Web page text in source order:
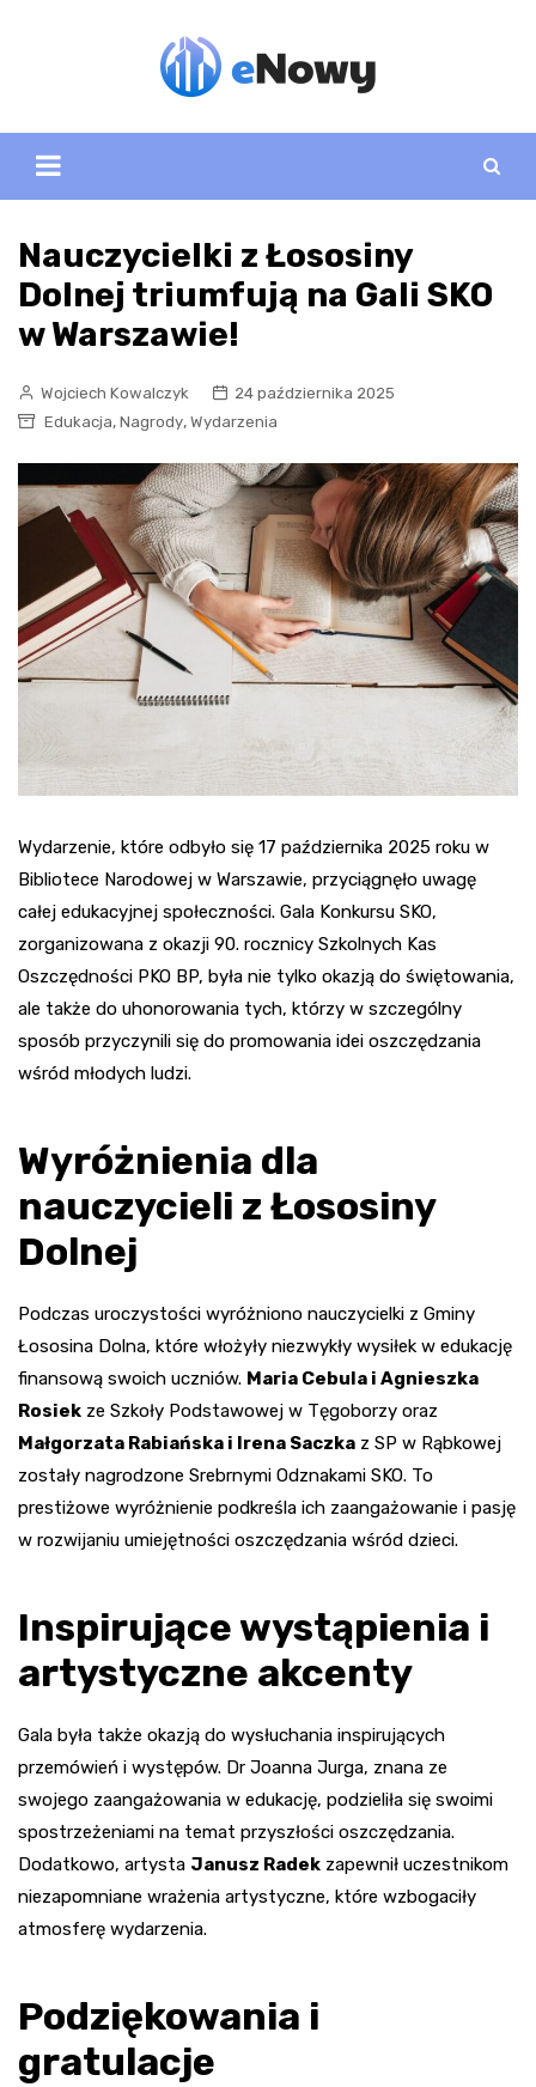
Nauczycielki z Łososiny
Dolnej triumfują na Gali SKO
w Warszawie!
Wojciech Kowalczyk
24 października 2025
Edukacja, Nagrody, Wydarzenia
Wydarzenie, które odbyło się 17 października 2025 roku w
Bibliotece Narodowej w Warszawie, przyciągnęło uwagę
całej edukacyjnej społeczności. Gala Konkursu SKO,
zorganizowana z okazji 90. rocznicy Szkolnych Kas
Oszczędności PKO BP, była nie tylko okazją do świętowania,
ale także do uhonorowania tych, którzy w szczególny
sposób przyczynili się do promowania idei oszczędzania
wśród młodych ludzi.
Wyróżnienia dla
nauczycieli z Łososiny
Dolnej
Podczas uroczystości wyróżniono nauczycielki z Gminy
Łososina Dolna, które włożyły niezwykły wysiłek w edukację
finansową swoich uczniów. Maria Cebula i Agnieszka
Rosiek ze Szkoły Podstawowej w Tęgoborzy oraz
Małgorzata Rabiańska i Irena Saczka z SP w Rąbkowej
zostały nagrodzone Srebrnymi Odznakami SKO. To
prestiżowe wyróżnienie podkreśla ich zaangażowanie i pasję
w rozwijaniu umiejętności oszczędzania wśród dzieci.
Inspirujące wystąpienia i
artystyczne akcenty
Gala była także okazją do wysłuchania inspirujących
przemówień i występów. Dr Joanna Jurga, znana ze
swojego zaangażowania w edukację, podzieliła się swoimi
spostrzeżeniami na temat przyszłości oszczędzania.
Dodatkowo, artysta Janusz Radek zapewnił uczestnikom
niezapomniane wrażenia artystyczne, które wzbogaciły
atmosferę wydarzenia.
Podziękowania i
gratulacje